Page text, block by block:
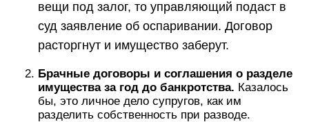
вещи под залог, то управляющий подаст в
суд заявление об оспаривании. Договор
расторгнут и имущество заберут.
Брачные договоры и соглашения о разделе
имущества за год до банкротства. Казалось
бы, это личное дело супругов, как им
разделить собственность при разводе.